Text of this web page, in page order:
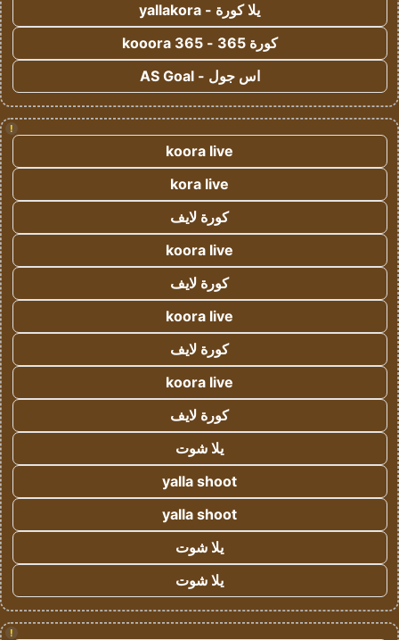
يلا كورة - yallakora
كورة 365 - kooora 365
اس جول - AS Goal
!
koora live
kora live
كورة لايف
koora live
كورة لايف
koora live
كورة لايف
koora live
كورة لايف
يلا شوت
yalla shoot
yalla shoot
يلا شوت
يلا شوت
!